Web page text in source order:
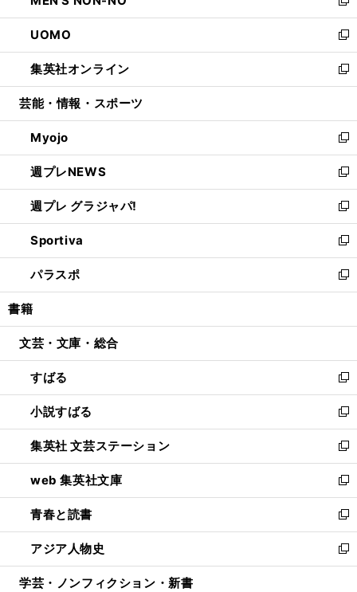
開
く
ウ
で
開
く
ン
ド
ウ
で
開
い
ウ
ィ
ン
ド
ウ
開
く
新
し
い
ウ
ィ
ン
ウ
で
開
く
UOMO
新
し
い
ウ
ン
ド
ウ
で
開
く
集英社オンライン
新
し
ウ
ィ
ン
ド
ウ
で
開
く
芸能・情報・スポーツ
Myojo
新
し
い
ウ
ィ
ン
ド
ウ
で
開
週プレNEWS
新
し
い
ウ
ィ
ン
ド
ウ
開
週プレ グラジャパ!
新
し
い
ウ
ィ
ン
ウ
開
く
Sportiva
新
し
い
ウ
ン
ウ
で
開
く
パラスポ
新
し
ウ
ン
ド
ウ
で
開
く
書籍
文芸・文庫・総合
すばる
新
し
い
ウ
ィ
ン
ド
ウ
で
開
く
小説すばる
新
し
い
ウ
ィ
ン
ド
ウ
で
開
集英社 文芸ステーション
新
し
い
ウ
ィ
ン
ド
ウ
web 集英社文庫
新
し
い
ウ
ィ
ン
青春と読書
新
し
い
ウ
アジア人物史
新
し
学芸・ノンフィクション・新書